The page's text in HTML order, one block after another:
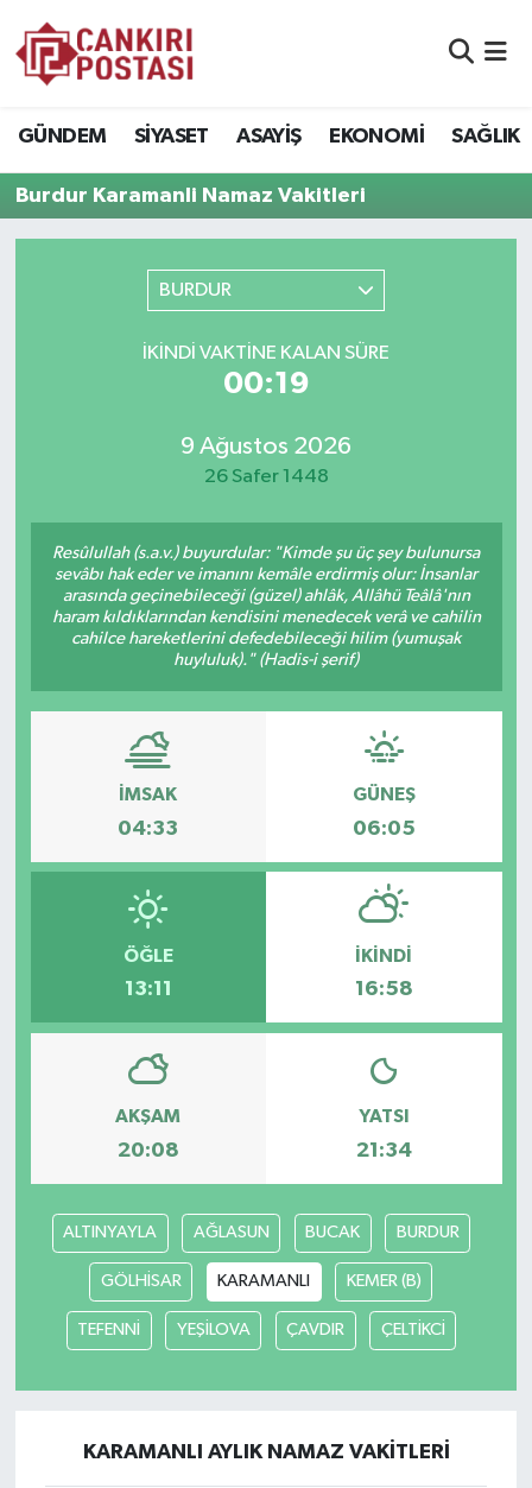
GÜNDEM SİYASET ASAYİŞ EKONOMİ SAĞLIK
Burdur Karamanli Namaz Vakitleri
BURDUR
İKINDI VAKTİNE KALAN SÜRE
00:19
9 Ağustos 2026
26 Safer 1448
Resûlullah (s.a.v.) buyurdular: "Kimde şu üç şey bulunursa
sevâbı hak eder ve imanını kemâle erdirmiş olur: İnsanlar
arasında geçinebileceği (güzel) ahlâk, Allâhü Teâlâ'nın
haram kıldıklarından kendisini menedecek verâ ve cahilin
cahilce hareketlerini defedebileceği hilim (yumuşak
huyluluk)." (Hadis-i şerif)
İMSAK
04:33
GÜNEŞ
06:05
ÖĞLE
13:11
İKINDI
16:58
AKŞAM
20:08
YATSI
21:34
ALTINYAYLA AĞLASUN BUCAK BURDUR
GÖLHİSAR KARAMANLI KEMER (B)
TEFENNİ YEŞİLOVA ÇAVDIR ÇELTİKCİ
KARAMANLI AYLIK NAMAZ VAKITLERI
EKONOMİ
ÇEVRE
İLÇELER
RESMİ İLANLAR
KÜLTÜR
TURİZM
MAGAZİN
BİLİM&TEKNOLOJİ
TÜRKİYE
DÜNYA
Trafik Durumu
Son Dakika Haberleri